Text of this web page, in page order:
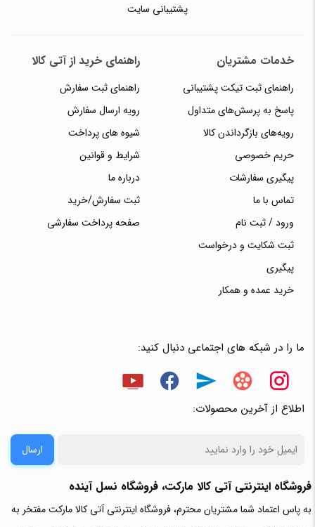
پشتیبانی سایت
خدمات مشتریان
راهنمای ثبت تیکت پشتیبانی
پاسخ به پرسش‌های متداول
رویه‌های بازگرداندن کالا
حریم خصوصی
پیگیری سفارشات
تماس با ما
ورود / ثبت نام
ثبت شکایت و درخواست
پیگیری
خرید عمده و همکار
راهنمای خرید از آتی کالا
راهنمای ثبت سفارش
رویه ارسال سفارش
شیوه های پرداخت
شرایط و قوانین
درباره ما
ثبت سفارش/خرید
صفحه پرداخت سفارشی
ما را در شبکه های اجتماعی دنبال کنید:
اطلاع از آخرین محصولات:
ارسال
فروشگاه اینترنتی آتی‌ کالا مارکت، فروشگاه نسل آینده
به پاس اعتماد شما مشتریان محترم، فروشگاه اینترنتی آتی کالا مارکت مفتخر به